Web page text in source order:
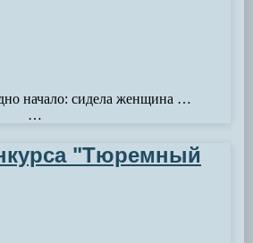
начало: сидела женщина …
…
"Тюремный